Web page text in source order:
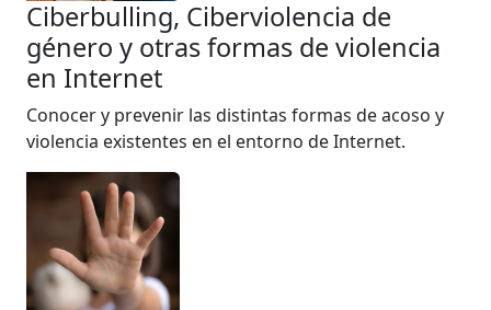
Ciberbulling, Ciberviolencia de
género y otras formas de violencia
en Internet
Conocer y prevenir las distintas formas de acoso y
violencia existentes en el entorno de Internet.